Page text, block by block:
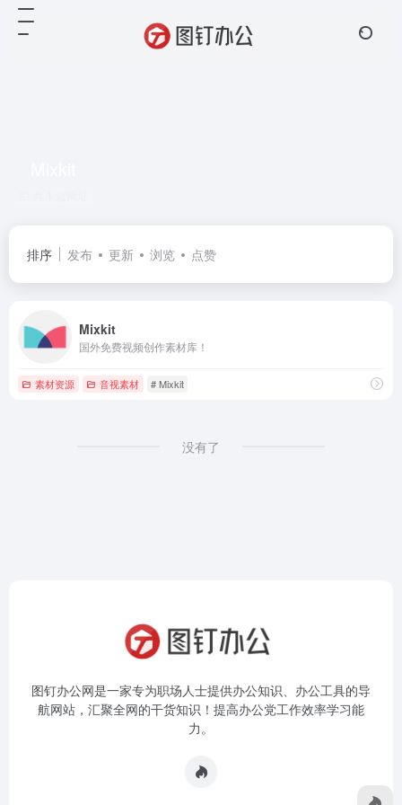
排序 发布 更新 浏览 点赞
Mixkit
国外免费视频创作素材库！
素材资源 音视素材 # Mixkit
没有了
图钉办公网是一家专为职场人士提供办公知识、办公工具的导
航网站，汇聚全网的干货知识！提高办公党工作效率学习能
力。